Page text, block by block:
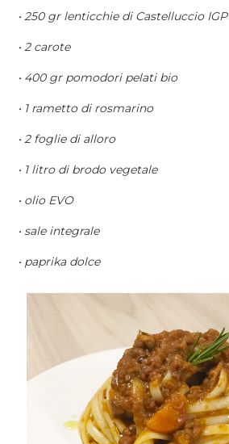
• 250 gr lenticchie di Castelluccio IGP
• 2 carote
• 400 gr pomodori pelati bio
• 1 rametto di rosmarino
• 2 foglie di alloro
• 1 litro di brodo vegetale
• olio EVO
• sale integrale
• paprika dolce